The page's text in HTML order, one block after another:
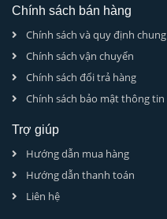
Chính sách bán hàng
Chính sách và quy định chung
Chính sách vận chuyển
Chính sách đổi trả hàng
Chính sách bảo mật thông tin
Trợ giúp
Hướng dẫn mua hàng
Hướng dẫn thanh toán
Liên hệ